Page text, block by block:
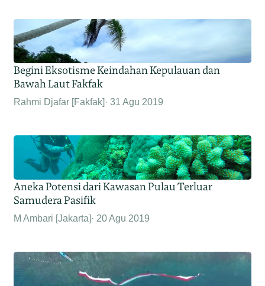
Begini Eksotisme Keindahan Kepulauan dan
Bawah Laut Fakfak
Rahmi Djafar [Fakfak] 31 Agu 2019
Aneka Potensi dari Kawasan Pulau Terluar
Samudera Pasifik
M Ambari [Jakarta] 20 Agu 2019